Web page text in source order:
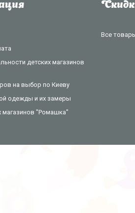
детских магазинов
на выбор по Киеву
одежды и их замеры
магазинов "Ромашка"
Все